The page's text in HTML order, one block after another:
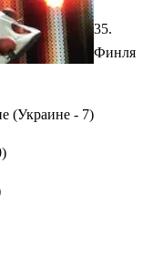
35.
Финля
(Украине - 7)